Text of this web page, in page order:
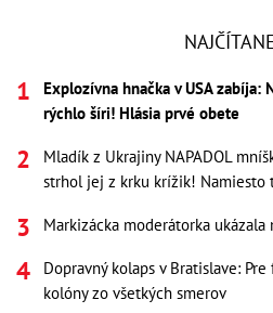
Explozívna hnačka v USA zabíja:
rýchlo šíri! Hlásia prvé obete
Mladík z Ukrajiny NAPADOL
strhol jej z krku krížik! Namiesto
Markizácka moderátorka ukázala
Dopravný kolaps v Bratislave:
kolóny zo všetkých smerov